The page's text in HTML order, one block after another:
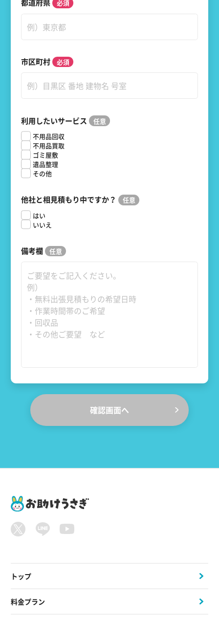
都道府県
市区町村
利用したいサービス
不用品回収
不用品買取
ゴミ屋敷
遺品整理
その他
他社と相見積もり中ですか？
はい
いいえ
備考欄
トップ
料金プラン